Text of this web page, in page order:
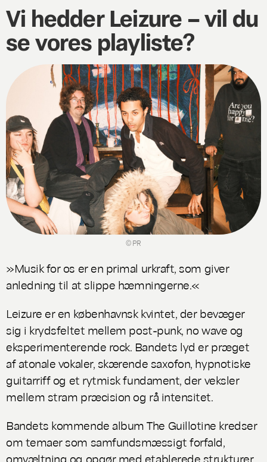
Vi hedder Leizure – vil du
se vores playliste?
© PR
»Musik for os er en primal urkraft, som giver
anledning til at slippe hæmningerne.«
Leizure er en københavnsk kvintet, der bevæger
sig i krydsfeltet mellem post-punk, no wave og
eksperimenterende rock. Bandets lyd er præget
af atonale vokaler, skærende saxofon, hypnotiske
guitarriff og et rytmisk fundament, der veksler
mellem stram præcision og rå intensitet.
Bandets kommende albumThe Guillotine kredser
om temaer som samfundsmæssigt forfald,
omvæltning og opgør med etablerede strukturer,